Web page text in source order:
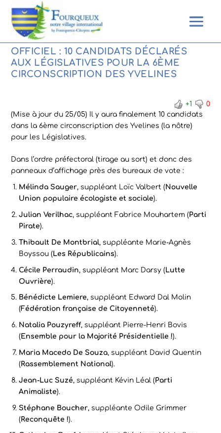
OFFICIEL : 10 CANDIDATS DÉCLARÉS
AUX LÉGISLATIVES POUR LA 6ÈME
CIRCONSCRIPTION DES YVELINES
+1
0
(Mise à jour du 25/05) Il y aura finalement 10 candidats
dans la 6ème circonscription des Yvelines (la nôtre)
pour les Législatives.
Dans l’ordre préfectoral (tirage au sort) et donc des
panneaux d’affichage près des bureaux de vote :
Mélinda Sauger, suppléant Loïc Valbert (Nouvelle
Union populaire écologiste et sociale).
Julian Verilhac, suppléant Fabrice Mouhartem (Parti
Pirate).
Thibault De Montbrial, suppléante Marie-Agnès
Boyssou ( Les Républicains).
Cécile Perraudin, suppléant Marc Darsy (Lutte
Ouvrière).
Bénédicte Lemiere, suppléant Edward Dal Molin
(Fédération française de Citoyenneté).
Natalia Pouzyreff, suppléant Pierre-Henri Bovis
(Ensemble pour la Majorité Présidentielle !).
Maria Macedo De Souza, suppléant David Quentin
(Rassemblement National).
Jean-Luc Suzé, suppléant Kévin Léal (Parti
Animaliste).
Stéphane Boucher, suppléante Odile Grimmer
(Reconquête !).